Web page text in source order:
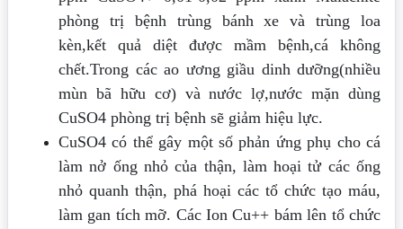
phòng trị bệnh trùng bánh xe và trùng loa
kèn,kết quả diệt được mầm bệnh,cá không
chết.Trong các ao ương giầu dinh dưỡng(nhiều
mùn bã hữu cơ) và nước lợ,nước mặn dùng
CuSO4 phòng trị bệnh sẽ giảm hiệu lực.
CuSO4 có thể gây một số phản ứng phụ cho cá
làm nở ống nhỏ của thận, làm hoại tử các ống
nhỏ quanh thận, phá hoại các tổ chức tạo máu,
làm gan tích mỡ. Các Ion Cu++ bám lên tổ chức